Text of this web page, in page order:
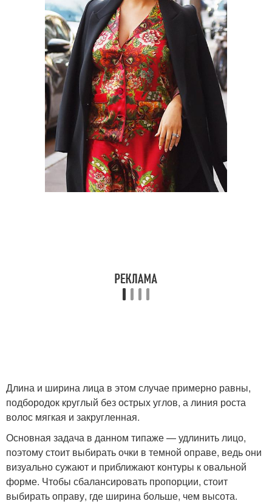
Длина и ширина лица в этом случае примерно равны,
подбородок круглый без острых углов, а линия роста
волос мягкая и закругленная.
Основная задача в данном типаже — удлинить лицо,
поэтому стоит выбирать очки в темной оправе, ведь они
визуально сужают и приближают контуры к овальной
форме. Чтобы сбалансировать пропорции, стоит
выбирать оправу, где ширина больше, чем высота.